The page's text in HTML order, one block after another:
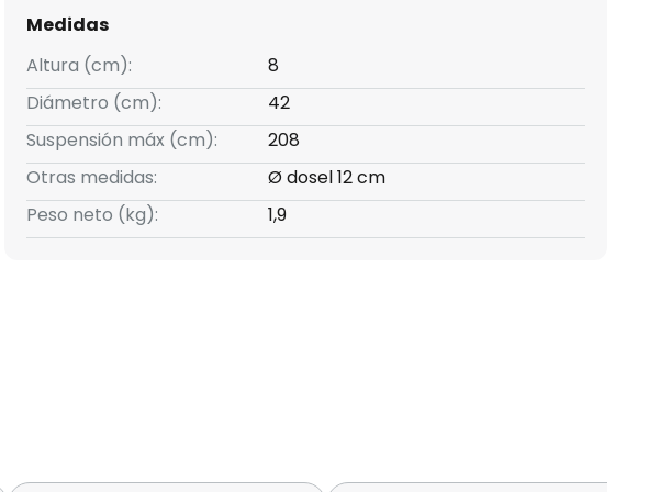
Medidas
Altura (cm):
8
Diámetro (cm):
42
Suspensión máx (cm):
208
Otras medidas:
Ø dosel 12 cm
Peso neto (kg):
1,9